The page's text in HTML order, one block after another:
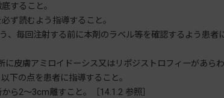
すること。
ず読むよう指導すること。
、毎回注射する前に本剤のラベル等を確認するよう患者
皮膚アミロイドーシス又はリポジストロフィーがあら
下の点を患者に指導すること。
ら2～3cm離すこと。［14.1.2 参照］